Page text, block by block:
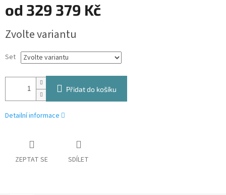
od 329 379 Kč
cena:
Zvolte variantu
Set
Přidat do košíku
Detailní informace
ZEPTAT SE SDÍLET